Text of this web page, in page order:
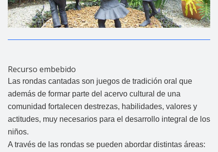
Recurso embebido
Las rondas cantadas son juegos de tradición oral que
además de formar parte del acervo cultural de una
comunidad fortalecen destrezas, habilidades, valores y
actitudes, muy necesarios para el desarrollo integral de los
niños.
A través de las rondas se pueden abordar distintas áreas: